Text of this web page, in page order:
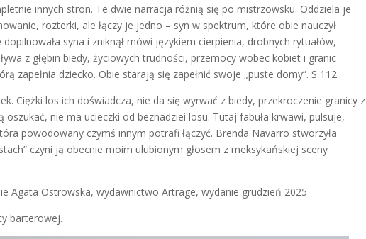
innych stron. Te dwie narracja różnią się po mistrzowsku. Oddziela je
rozterki, ale łączy je jedno – syn w spektrum, które obie nauczył
syna i zniknął mówi językiem cierpienia, drobnych rytuałów,
z głębin biedy, życiowych trudności, przemocy wobec kobiet i granic
zapełnia dziecko. Obie starają się zapełnić swoje „puste domy”. S 112
Ciężki los ich doświadcza, nie da się wyrwać z biedy, przekroczenie granicy z
nie ma ucieczki od beznadziei losu. Tutaj fabuła krwawi, pulsuje,
powodowany czymś innym potrafi łączyć. Brenda Navarro stworzyła
czyni ją obecnie moim ulubionym głosem z meksykańskiej sceny
Agata Ostrowska, wydawnictwo Artrage, wydanie grudzień 2025
barterowej.